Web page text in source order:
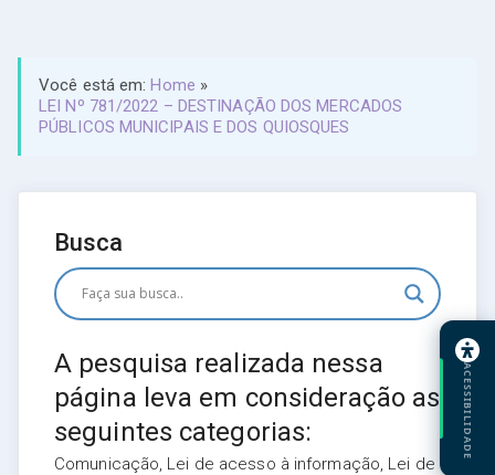
Você está em:Home »
LEI Nº 781/2022 – DESTINAÇÃO DOS MERCADOS
PÚBLICOS MUNICIPAIS E DOS QUIOSQUES
Busca
A pesquisa realizada nessa
página leva em consideração as
seguintes categorias:
Comunicação, Lei de acesso à informação, Lei de
ACESSIBILIDADE